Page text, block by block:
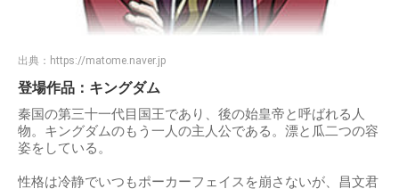
出典： https://matome.naver.jp
登場作品：キングダム
秦国の第三十一代目国王であり、後の始皇帝と呼ばれる人
物。キングダムのもう一人の主人公である。漂と瓜二つの容
姿をしている。
性格は冷静でいつもポーカーフェイスを崩さないが、昌文君